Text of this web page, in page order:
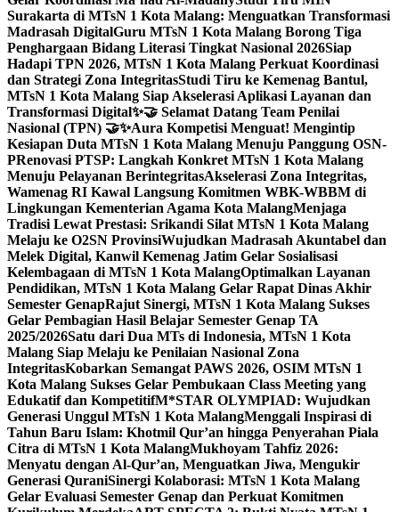
Surakarta di MTsN 1 Kota Malang: Menguatkan Transformasi
Madrasah DigitalGuru MTsN 1 Kota Malang Borong Tiga
Penghargaan Bidang Literasi Tingkat Nasional 2026Siap
Hadapi TPN 2026, MTsN 1 Kota Malang Perkuat Koordinasi
dan Strategi Zona IntegritasStudi Tiru ke Kemenag Bantul,
MTsN 1 Kota Malang Siap Akselerasi Aplikasi Layanan dan
Transformasi Digital✨🤝 Selamat Datang Team Penilai
Nasional (TPN) 🤝✨Aura Kompetisi Menguat! Mengintip
Kesiapan Duta MTsN 1 Kota Malang Menuju Panggung OSN-
PRenovasi PTSP: Langkah Konkret MTsN 1 Kota Malang
Menuju Pelayanan BerintegritasAkselerasi Zona Integritas,
Wamenag RI Kawal Langsung Komitmen WBK-WBBM di
Lingkungan Kementerian Agama Kota MalangMenjaga
Tradisi Lewat Prestasi: Srikandi Silat MTsN 1 Kota Malang
Melaju ke O2SN ProvinsiWujudkan Madrasah Akuntabel dan
Melek Digital, Kanwil Kemenag Jatim Gelar Sosialisasi
Kelembagaan di MTsN 1 Kota MalangOptimalkan Layanan
Pendidikan, MTsN 1 Kota Malang Gelar Rapat Dinas Akhir
Semester GenapRajut Sinergi, MTsN 1 Kota Malang Sukses
Gelar Pembagian Hasil Belajar Semester Genap TA
2025/2026Satu dari Dua MTs di Indonesia, MTsN 1 Kota
Malang Siap Melaju ke Penilaian Nasional Zona
IntegritasKobarkan Semangat PAWS 2026, OSIM MTsN 1
Kota Malang Sukses Gelar Pembukaan Class Meeting yang
Edukatif dan KompetitifM*STAR OLYMPIAD: Wujudkan
Generasi Unggul MTsN 1 Kota MalangMenggali Inspirasi di
Tahun Baru Islam: Khotmil Qur’an hingga Penyerahan Piala
Citra di MTsN 1 Kota MalangMukhoyam Tahfiz 2026:
Menyatu dengan Al-Qur’an, Menguatkan Jiwa, Mengukir
Generasi QuraniSinergi Kolaborasi: MTsN 1 Kota Malang
Gelar Evaluasi Semester Genap dan Perkuat Komitmen